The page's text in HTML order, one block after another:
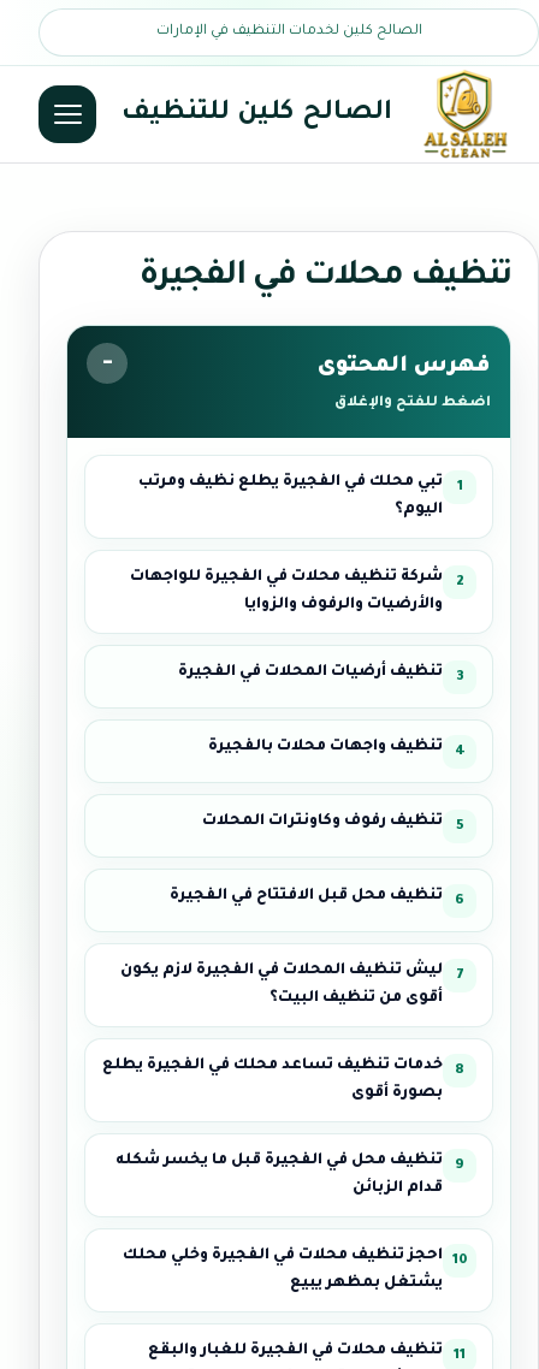
الصالح كلين لخدمات التنظيف في الإمارات
الصالح كلين للتنظيف
تنظيف محلات في الفجيرة
فهرس المحتوى
اضغط للفتح والإغلاق
تبي محلك في الفجيرة يطلع نظيف ومرتب
اليوم؟
شركة تنظيف محلات في الفجيرة للواجهات
والأرضيات والرفوف والزوايا
تنظيف أرضيات المحلات في الفجيرة
تنظيف واجهات محلات بالفجيرة
تنظيف رفوف وكاونترات المحلات
تنظيف محل قبل الافتتاح في الفجيرة
ليش تنظيف المحلات في الفجيرة لازم يكون
أقوى من تنظيف البيت؟
خدمات تنظيف تساعد محلك في الفجيرة يطلع
بصورة أقوى
تنظيف محل في الفجيرة قبل ما يخسر شكله
قدام الزبائن
احجز تنظيف محلات في الفجيرة وخلي محلك
يشتغل بمظهر يبيع
تنظيف محلات في الفجيرة للغبار والبقع